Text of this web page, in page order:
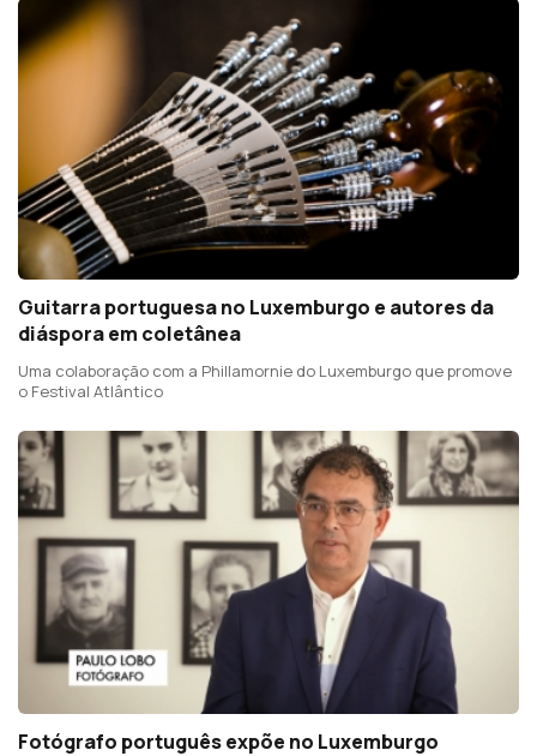
Guitarra portuguesa no Luxemburgo e autores da
diáspora em coletânea
Uma colaboração com a Phillamornie do Luxemburgo que promove
o Festival Atlântico
Fotógrafo português expõe no Luxemburgo